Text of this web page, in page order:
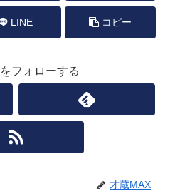
LINE コピー
フォローする
才蔵MAX